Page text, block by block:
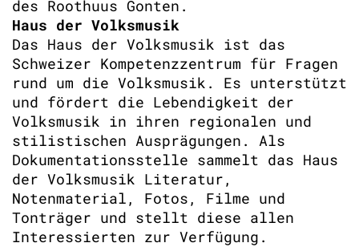
des Roothuus Gonten.
Haus der Volksmusik
Das Haus der Volksmusik ist das
Schweizer Kompetenzzentrum für Fragen
rund um die Volksmusik. Es unterstützt
und fördert die Lebendigkeit der
Volksmusik in ihren regionalen und
stilistischen Ausprägungen. Als
Dokumentationsstelle sammelt das Haus
der Volksmusik Literatur,
Notenmaterial, Fotos, Filme und
Tonträger und stellt diese allen
Interessierten zur Verfügung.